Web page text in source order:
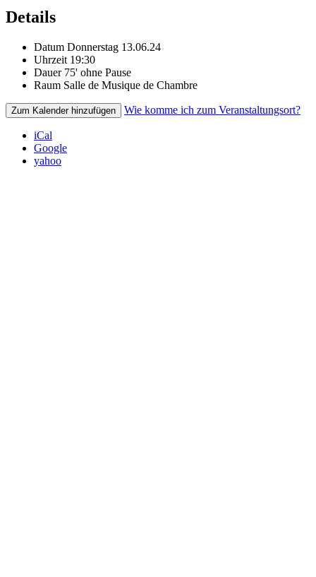
Details
Datum Donnerstag 13.06.24
Uhrzeit 19:30
Dauer 75' ohne Pause
Raum Salle de Musique de Chambre
Zum Kalender hinzufügen Wie komme ich zum Veranstaltungsort?
iCal
Google
yahoo